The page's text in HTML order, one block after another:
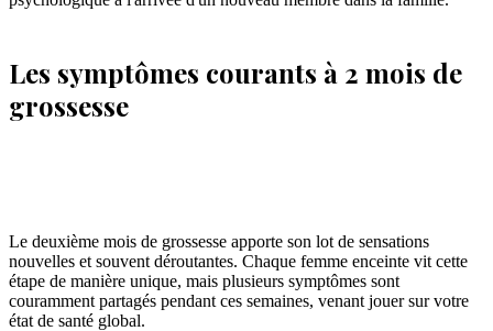
Les symptômes courants à 2 mois de
grossesse
Le deuxième mois de grossesse apporte son lot de sensations
nouvelles et souvent déroutantes. Chaque femme enceinte vit cette
étape de manière unique, mais plusieurs symptômes sont
couramment partagés pendant ces semaines, venant jouer sur votre
état de santé global.